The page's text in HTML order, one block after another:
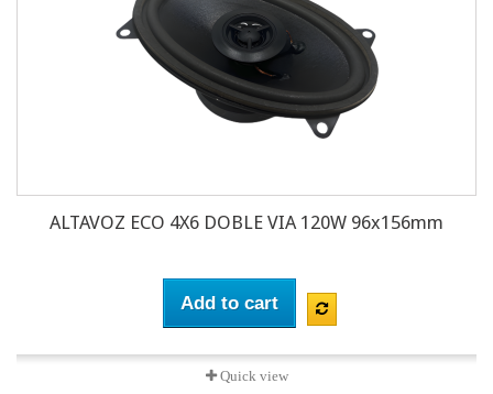
ALTAVOZ ECO 4X6 DOBLE VIA 120W 96x156mm
Add to cart
Quick view